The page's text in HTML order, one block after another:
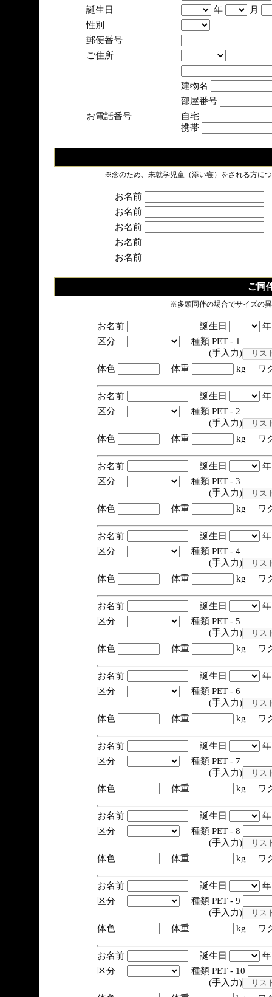
誕生日
年
月
性別
郵便番号
ご住所
建物名
部屋番号
お電話番号
自宅
携帯
※念のため、未就学児童（添い寝）をされる方に
お名前
お名前
お名前
お名前
お名前
ご同
※多頭同伴の場合でサイズの
お名前 誕生日
区分
種類 PET - 1
(手入力)
体色
体重 kg ワ
お名前 誕生日
区分
種類 PET - 2
(手入力)
体色
体重 kg ワ
お名前 誕生日
区分
種類 PET - 3
(手入力)
体色
体重 kg ワ
お名前 誕生日
区分
種類 PET - 4
(手入力)
体色
体重 kg ワ
お名前 誕生日
区分
種類 PET - 5
(手入力)
体色
体重 kg ワ
お名前 誕生日
区分
種類 PET - 6
(手入力)
体色
体重 kg ワ
お名前 誕生日
区分
種類 PET - 7
(手入力)
体色
体重 kg ワ
お名前 誕生日
区分
種類 PET - 8
(手入力)
体色
体重 kg ワ
お名前 誕生日
区分
種類 PET - 9
(手入力)
体色
体重 kg ワ
お名前 誕生日
区分
種類 PET - 10
(手入力)